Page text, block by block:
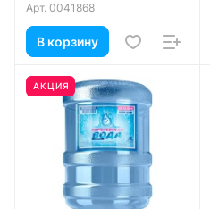
Арт. 0041868
В корзину
АКЦИЯ